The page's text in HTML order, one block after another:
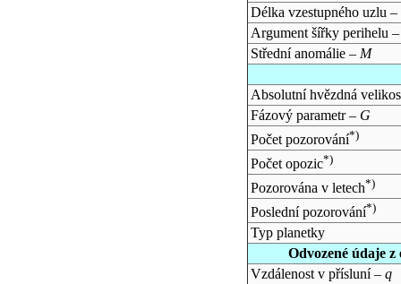
Délka vzestupného uzlu –
Argument šířky perihelu
Střední anomálie – M
Absolutní hvězdná
Fázový parametr – G
Počet pozorování*)
Počet opozic*)
Pozorována v letech*)
Poslední pozorování*)
Typ planetky
Odvozené údaje
Vzdálenost v přísluní – q